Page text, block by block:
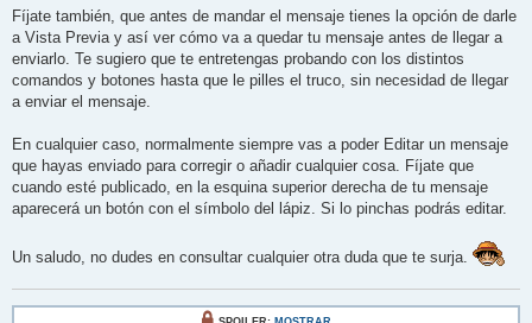
Fíjate también, que antes de mandar el mensaje tienes la opción de darle
a Vista Previa y así ver cómo va a quedar tu mensaje antes de llegar a
enviarlo. Te sugiero que te entretengas probando con los distintos
comandos y botones hasta que le pilles el truco, sin necesidad de llegar
a enviar el mensaje.
En cualquier caso, normalmente siempre vas a poder Editar un mensaje
que hayas enviado para corregir o añadir cualquier cosa. Fíjate que
cuando esté publicado, en la esquina superior derecha de tu mensaje
aparecerá un botón con el símbolo del lápiz. Si lo pinchas podrás editar.
Un saludo, no dudes en consultar cualquier otra duda que te surja.